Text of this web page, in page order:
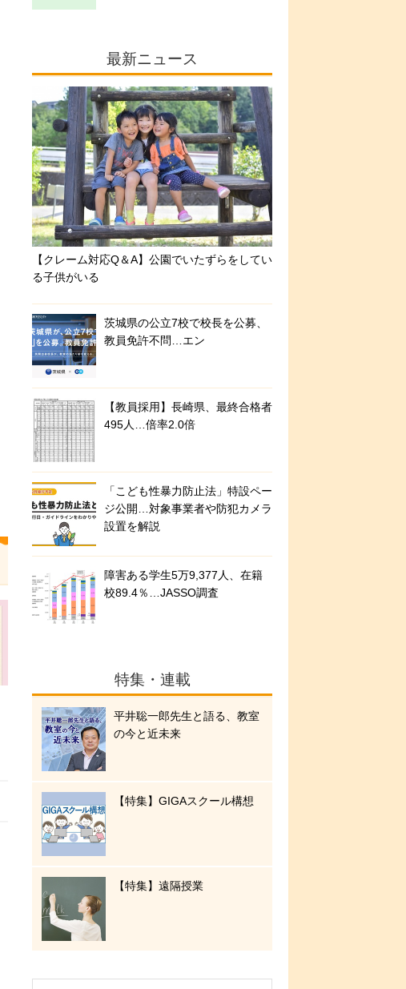
最新ニュース
【クレーム対応Q＆A】公園でいたずらをしてい
る子供がいる
茨城県の公立7校で校長を公募、
教員免許不問…エン
【教員採用】長崎県、最終合格者
495人…倍率2.0倍
「こども性暴力防止法」特設ペー
ジ公開…対象事業者や防犯カメラ
設置を解説
障害ある学生5万9,377人、在籍
校89.4％…JASSO調査
特集・連載
平井聡一郎先生と語る、教室
の今と近未来
【特集】GIGAスクール構想
【特集】遠隔授業